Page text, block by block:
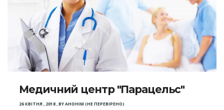
Медичний центр "Парацельс"
26 КВІТНЯ , 2018,BYАНОНІМ (НЕ ПЕРЕВІРЕНО)